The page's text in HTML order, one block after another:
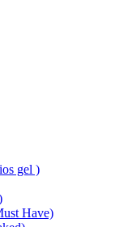
gel )
Have)